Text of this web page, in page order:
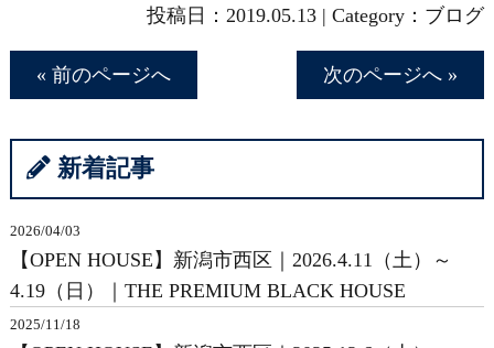
投稿日： 2019.05.13 |Category： ブログ
« 前のページへ 次のページへ »
新着記事
2026/04/03
【OPEN HOUSE】新潟市西区｜2026.4.11（土）～
4.19（日）｜THE PREMIUM BLACK HOUSE
2025/11/18